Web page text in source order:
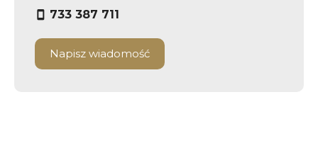
733 387 711
Napisz wiadomość